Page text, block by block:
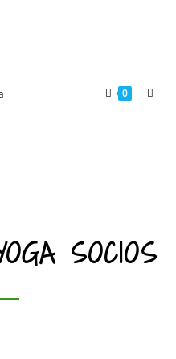
0
SOCIOS